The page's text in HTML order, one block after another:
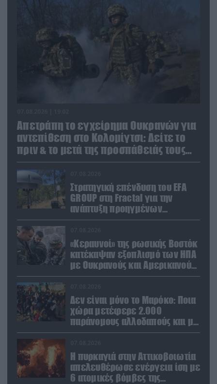
Απετράπη το εγχείρημα Ουκρανών για
αντεπίθεση στο Κολομίγτσι: Δείτε το
πριν & το μετά της προσπάθειάς τους
(βίντεο)
Στρατηγική επένδυση του EFA
GROUP στη Fractal για την
ανάπτυξη προηγμένων
αμυντικών τεχνολογιών σε
«Κεραυνοί» της ρωσικής Βοστόκ
κατέκαψαν εξοπλισμό των ΗΠΑ
με Ουκρανούς και Αμερικανούς
μισθοφόρους – Δείτε βίντεο
Δεν είναι μόνο το Μαρόκο: Ποια
χώρα μετέφερε 2.000
παράνομους αλλοδαπούς και με
ναρκωτικά στην Ισπανία
Η πυρκαγιά στην Αττικοβοιωτία
απελευθέρωσε ενέργεια ίση με
6 ατομικές βόμβες της